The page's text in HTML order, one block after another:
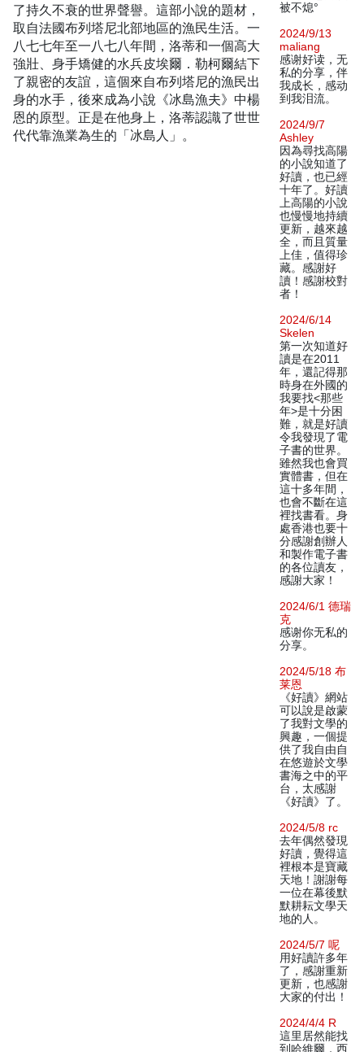
了持久不衰的世界聲譽。這部小說的題材，
取自法國布列塔尼北部地區的漁民生活。一
八七七年至一八七八年間，洛蒂和一個高大
強壯、身手矯健的水兵皮埃爾．勒柯爾結下
了親密的友誼，這個來自布列塔尼的漁民出
身的水手，後來成為小說《冰島漁夫》中楊
恩的原型。正是在他身上，洛蒂認識了世世
代代靠漁業為生的「冰島人」。
被不熄°
2024/9/13
maliang
感谢好读，无
私的分享，伴
我成长，感动
到我泪流。
2024/9/7
Ashley
因為尋找高陽
的小說知道了
好讀，也已經
十年了。好讀
上高陽的小說
也慢慢地持續
更新，越來越
全，而且質量
上佳，值得珍
藏。感謝好
讀！感謝校對
者！
2024/6/14
Skelen
第一次知道好
讀是在2011
年，還記得那
時身在外國的
我要找<那些
年>是十分困
難，就是好讀
令我發現了電
子書的世界。
雖然我也會買
實體書，但在
這十多年間，
也會不斷在這
裡找書看。身
處香港也要十
分感謝創辦人
和製作電子書
的各位讀友，
感謝大家！
2024/6/1 德瑞
克
感谢你无私的
分享。
2024/5/18 布
莱恩
《好讀》網站
可以說是啟蒙
了我對文學的
興趣，一個提
供了我自由自
在悠遊於文學
書海之中的平
台，太感謝
《好讀》了。
2024/5/8 rc
去年偶然發現
好讀，覺得這
裡根本是寶藏
天地！謝謝每
一位在幕後默
默耕耘文學天
地的人。
2024/5/7 呢
用好讀許多年
了，感謝重新
更新，也感謝
大家的付出！
2024/4/4 R
這里居然能找
到哈維爾．西